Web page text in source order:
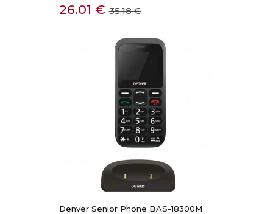
Kaina
26.01 € Bazinė
35.18 €
Denver Senior Phone BAS-18300M